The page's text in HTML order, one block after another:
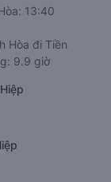
13:40
Hòa đi Tiền
9.9 giờ